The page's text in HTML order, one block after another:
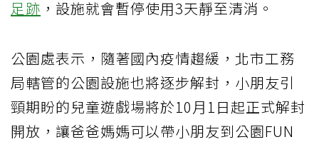
足跡 ，設施就會暫停使用3天靜至清消。
公園處表示，隨著國內疫情趨緩，北市工務
局轄管的公園設施也將逐步解封，小朋友引
頸期盼的兒童遊戲場將於10月1日起正式解封
開放，讓爸爸媽媽可以帶小朋友到公園FUN